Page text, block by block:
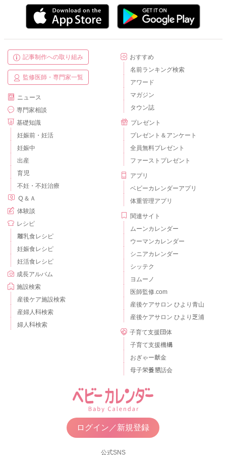
記事制作への取り組み
監修医師・専門家一覧
ニュース
専門家相談
基礎知識
妊娠前・妊活
妊娠中
出産
育児
不妊・不妊治療
Ｑ＆Ａ
体験談
レシピ
離乳食レシピ
妊娠食レシピ
妊活食レシピ
成長アルバム
施設検索
産後ケア施設検索
産婦人科検索
婦人科検索
おすすめ
名前ランキング検索
アワード
マガジン
タウン誌
プレゼント
プレゼント＆アンケート
全員無料プレゼント
ファーストプレゼント
アプリ
ベビーカレンダーアプリ
体重管理アプリ
関連サイト
ムーンカレンダー
ウーマンカレンダー
シニアカレンダー
シッテク
ヨムーノ
医師監修.com
産後ケアサロン ひより青山
産後ケアサロン ひより芝浦
子育て支援団体
子育て支援機構
おぎゃー献金
母子栄養懇話会
ログイン／新規登録
公式SNS